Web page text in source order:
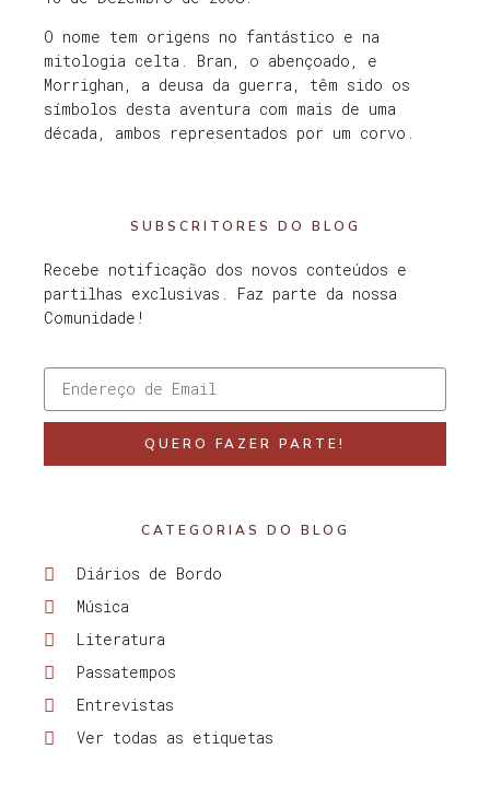
O nome tem origens no fantástico e na
mitologia celta. Bran, o abençoado, e
Morrighan, a deusa da guerra, têm sido os
símbolos desta aventura com mais de uma
década, ambos representados por um corvo.
SUBSCRITORES DO BLOG
Recebe notificação dos novos conteúdos e
partilhas exclusivas. Faz parte da nossa
Comunidade!
QUERO FAZER PARTE!
CATEGORIAS DO BLOG
Diários de Bordo
Música
Literatura
Passatempos
Entrevistas
Ver todas as etiquetas